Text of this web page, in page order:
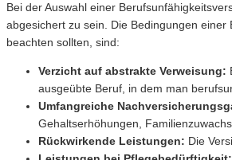
Bei der Auswahl einer
abgesichert zu sein. Die Bedingungen
beachten sollten, sind:
Verzicht auf abstrakte Verweisung:
ausgeübte Beruf, in dem man
Umfangreiche
Gehaltserhöhungen,
Rückwirkende Leistungen: Die